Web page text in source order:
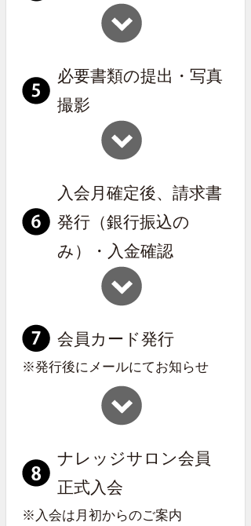
必要書類の提出・写真
撮影
入会月確定後、請求書
発行（銀行振込の
み）・入金確認
会員カード発行
※発行後にメールにてお知らせ
ナレッジサロン会員
正式入会
※入会は月初からのご案内